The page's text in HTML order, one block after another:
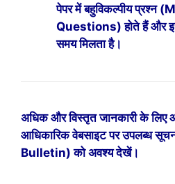
पेपर में बहुविकल्पीय
Questions) होते हैं और
समय मिलता है।
अधिक और विस्तृत जानकारी के
आधिकारिक वेबसाइट पर उपलब्ध
Bulletin) को अवश्य देखें।